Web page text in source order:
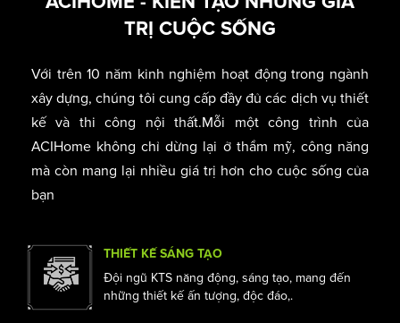
Mặt tiền: 21m
ACIHOME - KIẾN TẠO NHỮNG GIÁ
TRỊ CUỘC SỐNG
Với trên 10 năm kinh nghiệm hoạt động trong ngành
xây dựng, chúng tôi cung cấp đầy đủ các dịch vụ thiết
kế và thi công nội thất.Mỗi một công trình của
bạn